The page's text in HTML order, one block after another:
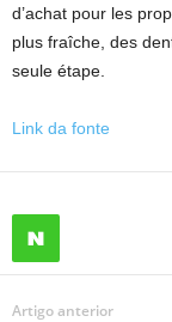
d’achat pour les
plus fraîche, des
seule étape.
Link da fonte
Artigo anterior